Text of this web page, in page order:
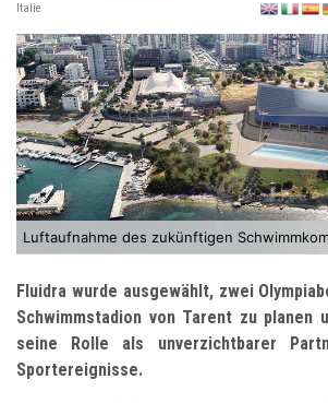
Italie
Fluidra wurde ausgewählt, zwei
Schwimmstadion von Tarent zu planen
seine Rolle als unverzichtbarer
Sportereignisse.